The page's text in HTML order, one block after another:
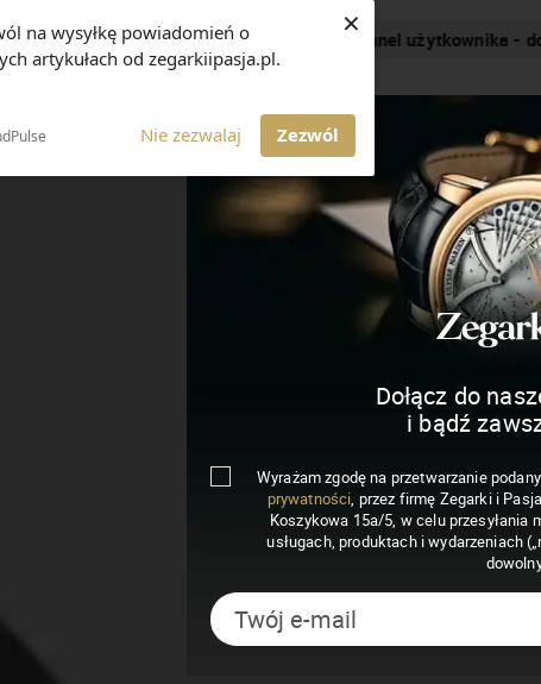
na wysyłkę powiadomień o
artykułach od zegarkiipasja.pl.
Nie zezwalaj Zezwól
× Nakręcamy
MAGAZYN ZEGARKI I PASJA
Dołącz do
i bądź
Wyrażam zgodę na przetwarzanie
prywatności, przez firmę Zegarki i
Koszykowa 15a/5, w celu
usługach, produktach i wydarzeniach